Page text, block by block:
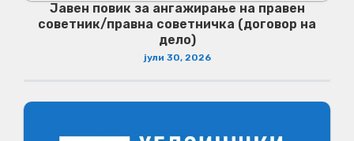
Јавен повик за ангажирање на правен
советник/правна советничка (договор на
дело)
јули 30, 2026